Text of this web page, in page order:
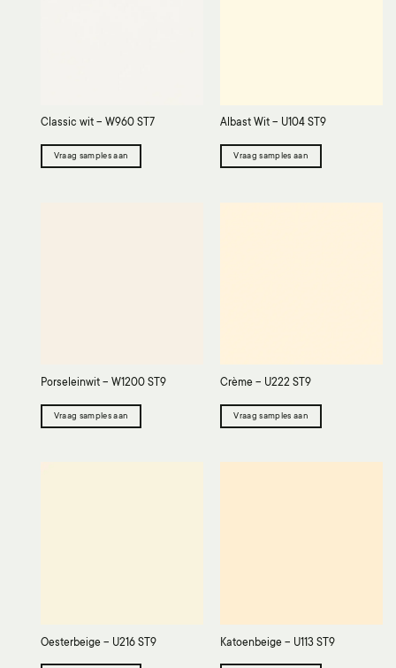
Classic wit – W960 ST7
Vraag samples aan
Albast Wit – U104 ST9
Vraag samples aan
Porseleinwit – W1200 ST9
Vraag samples aan
Crème – U222 ST9
Vraag samples aan
Oesterbeige – U216 ST9 Katoenbeige – U113 ST9